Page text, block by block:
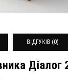
ВІДГУКІВ (0)
Діалог